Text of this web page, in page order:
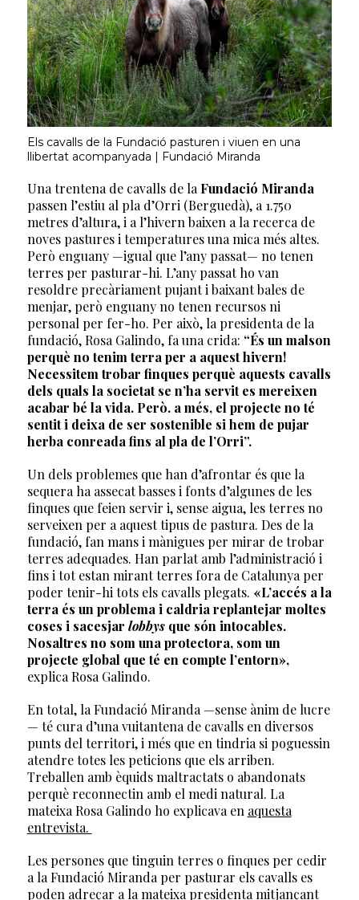
Els cavalls de la Fundació pasturen i viuen en una
llibertat acompanyada | Fundació Miranda
Una trentena de cavalls de la Fundació Miranda
passen l’estiu al pla d’Orri (Berguedà), a 1.750
metres d’altura, i a l’hivern baixen a la recerca de
noves pastures i temperatures una mica més altes.
Però enguany —igual que l’any passat— no tenen
terres per pasturar-hi. L’any passat ho van
resoldre precàriament pujant i baixant bales de
menjar, però enguany no tenen recursos ni
personal per fer-ho. Per això, la presidenta de la
fundació, Rosa Galindo, fa una crida: “És un malson
perquè no tenim terra per a aquest hivern!
Necessitem trobar finques perquè aquests cavalls
dels quals la societat se n’ha servit es mereixen
acabar bé la vida. Però. a més, el projecte no té
sentit i deixa de ser sostenible si hem de pujar
herba conreada fins al pla de l’Orri”.
Un dels problemes que han d’afrontar és que la
sequera ha assecat basses i fonts d’algunes de les
finques que feien servir i, sense aigua, les terres no
serveixen per a aquest tipus de pastura. Des de la
fundació, fan mans i mànigues per mirar de trobar
terres adequades. Han parlat amb l’administració i
fins i tot estan mirant terres fora de Catalunya per
poder tenir-hi tots els cavalls plegats. «L’accés a la
terra és un problema i caldria replantejar moltes
coses i sacesjar lobbysque són intocables.
Nosaltres no som una protectora, som un
projecte global que té en compte l’entorn»,
explica Rosa Galindo.
En total, la Fundació Miranda —sense ànim de lucre
— té cura d’una vuitantena de cavalls en diversos
punts del territori, i més que en tindria si poguessin
atendre totes les peticions que els arriben.
Treballen amb èquids maltractats o abandonats
perquè reconnectin amb el medi natural. La
mateixa Rosa Galindo ho explicava en aquesta
entrevista.
Les persones que tinguin terres o finques per cedir
a la Fundació Miranda per pasturar els cavalls es
poden adreçar a la mateixa presidenta mitjançant